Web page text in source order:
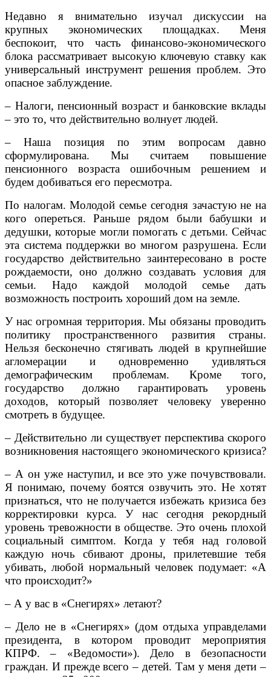
Недавно я внимательно изучал дискуссии на
крупных экономических площадках. Меня
беспокоит, что часть финансово-экономического
блока рассматривает высокую ключевую ставку как
универсальный инструмент решения проблем. Это
опасное заблуждение.
– Налоги, пенсионный возраст и банковские вклады
– это то, что действительно волнует людей.
– Наша позиция по этим вопросам давно
сформулирована. Мы считаем повышение
пенсионного возраста ошибочным решением и
будем добиваться его пересмотра.
По налогам. Молодой семье сегодня зачастую не на
кого опереться. Раньше рядом были бабушки и
дедушки, которые могли помогать с детьми. Сейчас
эта система поддержки во многом разрушена. Если
государство действительно заинтересовано в росте
рождаемости, оно должно создавать условия для
семьи. Надо каждой молодой семье дать
возможность построить хороший дом на земле.
У нас огромная территория. Мы обязаны проводить
политику пространственного развития страны.
Нельзя бесконечно стягивать людей в крупнейшие
агломерации и одновременно удивляться
демографическим проблемам. Кроме того,
государство должно гарантировать уровень
доходов, который позволяет человеку уверенно
смотреть в будущее.
– Действительно ли существует перспектива скорого
возникновения настоящего экономического кризиса?
– А он уже наступил, и все это уже почувствовали.
Я понимаю, почему боятся озвучить это. Не хотят
признаться, что не получается избежать кризиса без
корректировки курса. У нас сегодня рекордный
уровень тревожности в обществе. Это очень плохой
социальный симптом. Когда у тебя над головой
каждую ночь сбивают дроны, прилетевшие тебя
убивать, любой нормальный человек подумает: «А
что происходит?»
– А у вас в «Снегирях» летают?
– Дело не в «Снегирях» (дом отдыха управделами
президента, в котором проводит мероприятия
КПРФ. – «Ведомости»). Дело в безопасности
граждан. И прежде всего – детей. Там у меня дети –